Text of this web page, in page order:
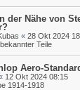
der Nähe von
« 28 Okt 2024
Teile
Aero-
12 Okt 2024 08:15
1914-1918